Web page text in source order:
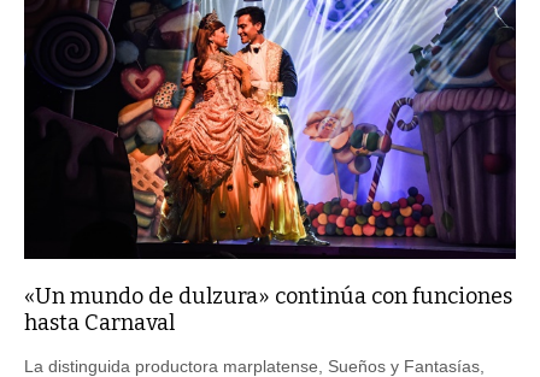
«Un mundo de dulzura» continúa con funciones
hasta Carnaval
La distinguida productora marplatense, Sueños y Fantasías,